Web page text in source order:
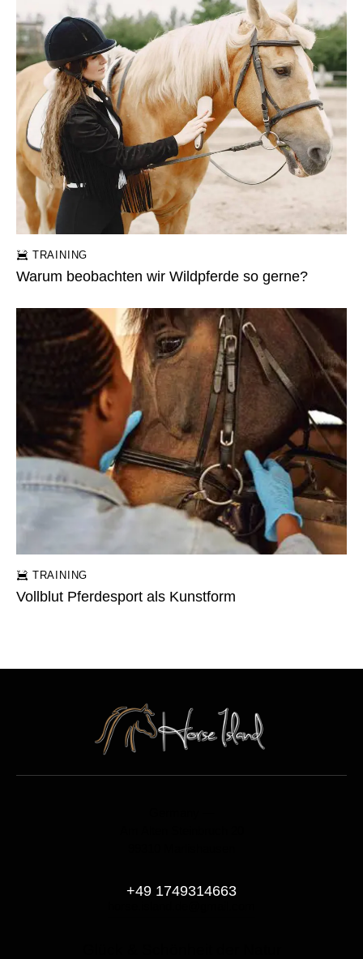
TRAINING
Warum beobachten wir Wildpferde so gerne?
TRAINING
Vollblut Pferdesport als Kunstform
+49 1749314663